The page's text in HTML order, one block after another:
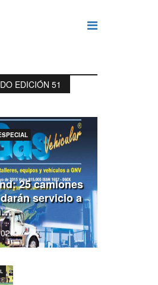
EDICIÓN 51
25 camiones
servicio a